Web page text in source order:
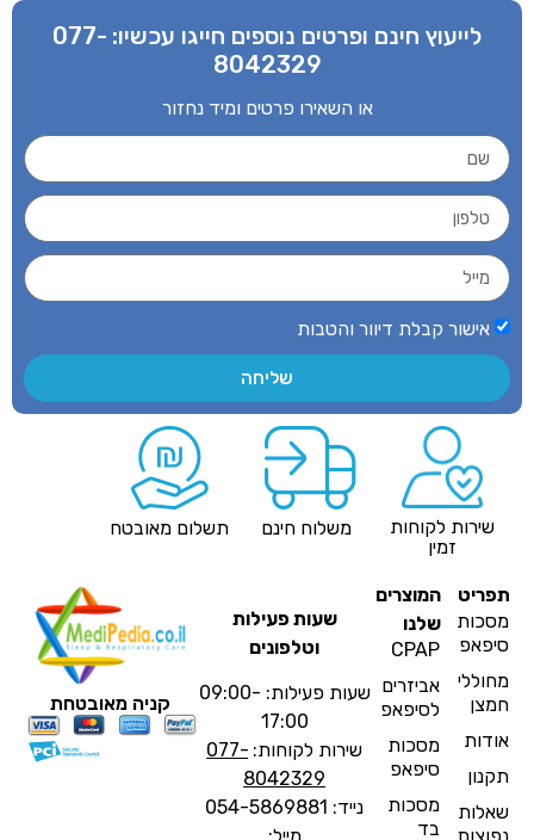
לייעוץ חינם ופרטים נוספים חייגו עכשיו: 077-
8042329
או השאירו פרטים ומיד נחזור
אישור קבלת דיוור והטבות
שליחה
שירות לקוחות
זמין
משלוח חינם תשלום מאובטח
מסכות
סיפאפ
מחוללי
חמצן
אודות
תקנון
שאלות
המוצרים
שלנו
CPAP
אביזרים
לסיפאפ
מסכות
סיפאפ
מסכות
בד
שעות פעילות
וטלפונים
שעות פעילות: 09:00-
17:00
שירות לקוחות:077-
8042329
נייד: 054-5869881
קניה מאובטחת